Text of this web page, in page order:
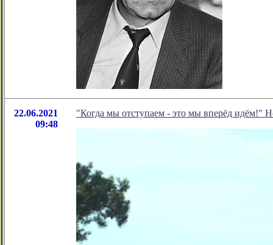
22.06.2021
09:48
"Когда мы отступаем - это мы вперёд идём!"